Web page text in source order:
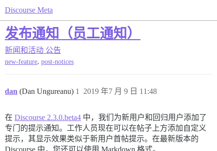
Discourse Meta
发布通知（员工通知）
新闻和活动 公告
new-feature, post-notices
dan (Dan Ungureanu) 2019 年7 月 9 日 11:48
1
在 Discourse 2.3.0.beta4 中，我们为新用户和回归用户添加了
专门的提示通知。工作人员现在可以在帖子上方添加自定义
提示，其显示效果类似于新用户首帖提示。在最新版本的